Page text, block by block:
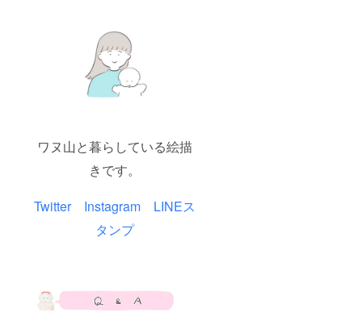
ワヌ山と暮らしている絵描
きです。
Twitter
Instagram
LINEス
タンプ